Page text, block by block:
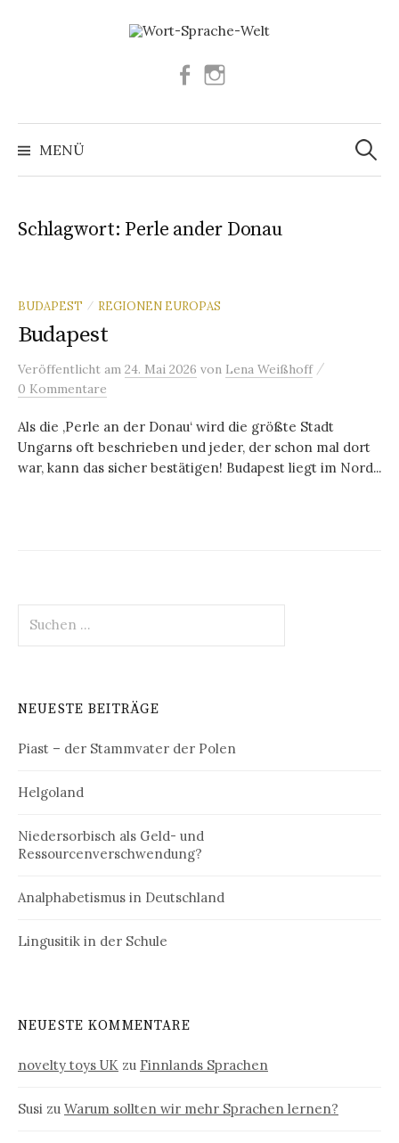
Facebook
MENÜ
Suchen
nach:
Schlagwort: Perle ander Donau
BUDAPEST / REGIONEN EUROPAS
Budapest
Veröffentlicht am 24. Mai 2026 von Lena Weißhoff /
0 Kommentare
Als die ‚Perle an der Donau‘ wird die größte Stadt
Ungarns oft beschrieben und jeder, der schon mal dort
war, kann das sicher bestätigen! Budapest liegt im Nord...
nach:
NEUESTE BEITRÄGE
Piast – der Stammvater der Polen
Helgoland
Niedersorbisch als Geld- und
Ressourcenverschwendung?
Analphabetismus in Deutschland
Lingusitik in der Schule
NEUESTE KOMMENTARE
novelty toys UK zu Finnlands Sprachen
Susi zu Warum sollten wir mehr Sprachen lernen?